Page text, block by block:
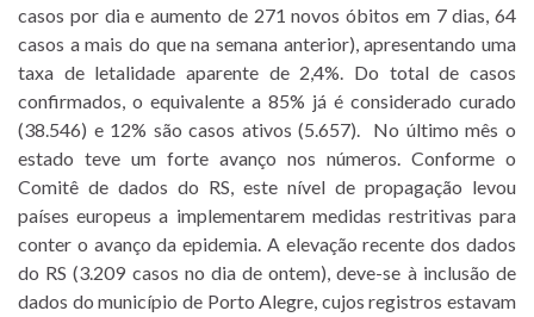
casos por dia e aumento de 271 novos óbitos em 7 dias, 64
casos a mais do que na semana anterior), apresentando uma
taxa de letalidade aparente de 2,4%. Do total de casos
confirmados, o equivalente a 85% já é considerado curado
(38.546) e 12% são casos ativos (5.657). No último mês o
estado teve um forte avanço nos números. Conforme o
Comitê de dados do RS, este nível de propagação levou
países europeus a implementarem medidas restritivas para
conter o avanço da epidemia. A elevação recente dos dados
do RS (3.209 casos no dia de ontem), deve-se à inclusão de
dados do município de Porto Alegre, cujos registros estavam